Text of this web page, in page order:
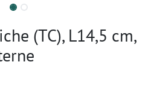
(TC), L14,5 cm,